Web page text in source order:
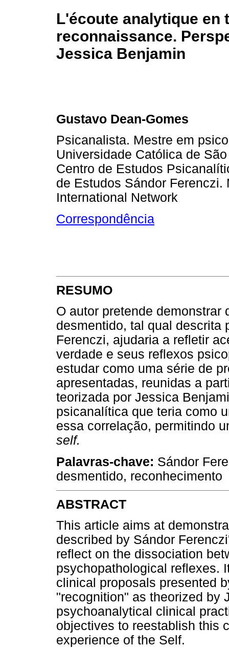
L'écoute analytique en
reconnaissance.
Jessica Benjamin
Gustavo Dean-Gomes
Psicanalista. Mestre em
Universidade Católica de
Centro de Estudos
de Estudos Sándor
International Network
Correspondência
RESUMO
O autor pretende demonstrar
desmentido, tal qual descrita
Ferenczi, ajudaria a refletir
verdade e seus reflexos
estudar como uma série de
apresentadas, reunidas a
teorizada por Jessica
psicanalítica que teria como
essa correlação, permitindo
self.
Palavras-chave: Sándor
desmentido, reconhecimento
ABSTRACT
This article aims at
described by Sándor
reflect on the dissociation
psychopathological reflexes.
clinical proposals presented
"recognition" as theorized by
psychoanalytical clinical
objectives to reestablish this
experience of the Self.